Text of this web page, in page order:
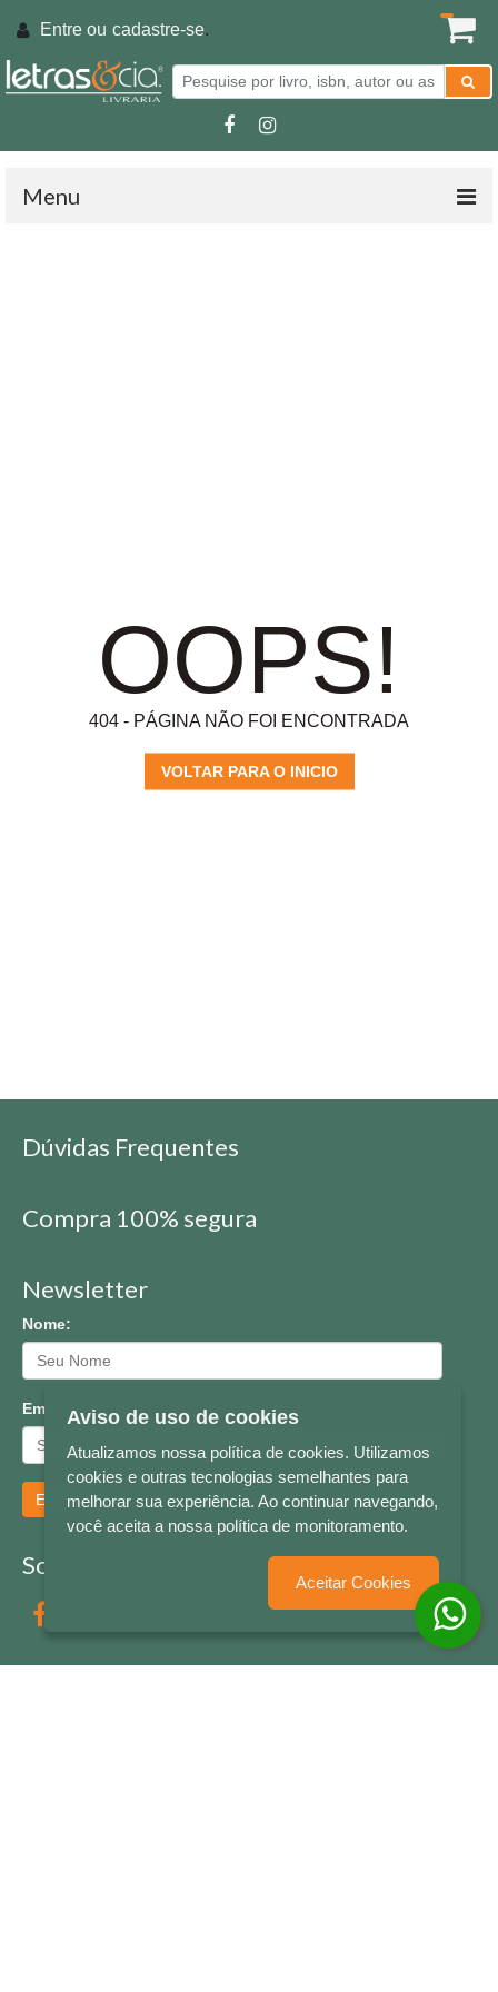
Entre ou cadastre-se.
Menu
OOPS!
404 - PÁGINA NÃO FOI ENCONTRADA
VOLTAR PARA O INICIO
Dúvidas Frequentes
Compra 100% segura
Newsletter
Nome:
Email:
Enviar
Socialize conosco
Aviso de uso de cookies
Atualizamos nossa política de cookies. Utilizamos
cookies e outras tecnologias semelhantes para
melhorar sua experiência. Ao continuar navegando,
você aceita a nossa política de monitoramento.
Aceitar Cookies